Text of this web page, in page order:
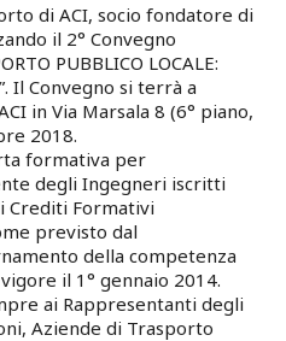
di ACI, socio fondatore di
il 2° Convegno
PUBBLICO LOCALE:
Il Convegno si terrà a
in Via Marsala 8 (6° piano,
2018.
formativa per
degli Ingegneri iscritti
Crediti Formativi
previsto dal
della competenza
il 1° gennaio 2014.
ai Rappresentanti degli
Aziende di Trasporto